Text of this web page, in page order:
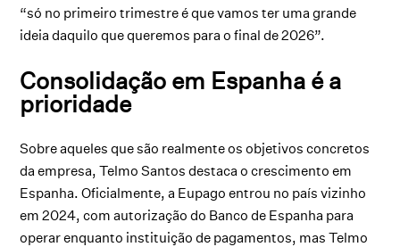
“só no primeiro trimestre é que vamos ter uma grande
ideia daquilo que queremos para o final de 2026”.
Consolidação em Espanha é a
prioridade
Sobre aqueles que são realmente os objetivos concretos
da empresa, Telmo Santos destaca o crescimento em
Espanha. Oficialmente, a Eupago entrou no país vizinho
em 2024, com autorização do Banco de Espanha para
operar enquanto instituição de pagamentos, mas Telmo